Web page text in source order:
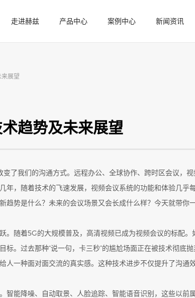
走进赫兹 产品中心 案例中心 新闻资讯
展望
趋势及未来展望
了我们的沟通方式。远程办公、全球协作、跨时区会议，视
年，随着技术的飞速发展，视频会议系统的功能和体验几乎
趋势是什么？未来的会议场景又会长成什么样？今天就带你
。随着5G的大规模普及，高清视频已成为视频会议的标配
标。过去那种“说一句，卡三秒”的尴尬场面正在被技术彻底
人一种面对面交流的真实感。这种技术进步不仅提升了沟通
能降噪、自动取景、人脸追踪、智能语音识别，这些以前